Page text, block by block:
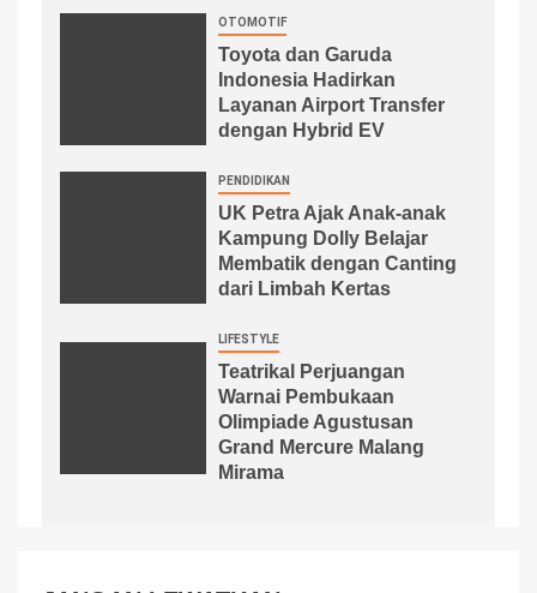
OTOMOTIF
Toyota dan Garuda
Indonesia Hadirkan
Layanan Airport Transfer
dengan Hybrid EV
PENDIDIKAN
UK Petra Ajak Anak-anak
Kampung Dolly Belajar
Membatik dengan Canting
dari Limbah Kertas
LIFESTYLE
Teatrikal Perjuangan
Warnai Pembukaan
Olimpiade Agustusan
Grand Mercure Malang
Mirama